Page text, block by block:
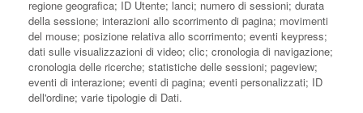
regione geografica; ID Utente; lanci; numero di sessioni; durata
della sessione; interazioni allo scorrimento di pagina; movimenti
del mouse; posizione relativa allo scorrimento; eventi keypress;
dati sulle visualizzazioni di video; clic; cronologia di navigazione;
cronologia delle ricerche; statistiche delle sessioni; pageview;
eventi di interazione; eventi di pagina; eventi personalizzati; ID
dell'ordine; varie tipologie di Dati.